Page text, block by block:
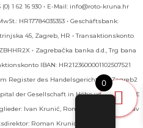
(0) 1 62 16 930 • E-Mail: info@roto-kruna.hr
HR17784035353 • Geschäftsbank:
45, Zagreb, HR • Transaktionskonto
• Zagrebačka banka d.d., Trg bana
IBAN: HR2123600001102507521
Register des Handelsgerichts in Zagreb2
der Gesellschaft in Höhe von 113.411,64 €
Ivan Krunić, Roman Krunić, Tomislav
Roman Krunić
0